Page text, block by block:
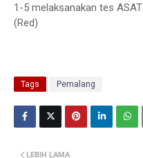
1-5 melaksanakan tes
(Red)
Tags Pemalang
LEBIH LAMA